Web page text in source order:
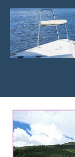
Skip
content
菲
亞
娃
JEFFIA
娃
粉
絲